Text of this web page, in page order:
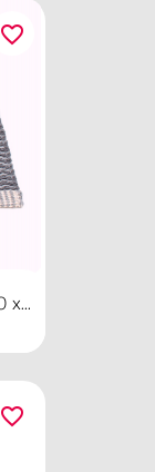
x...
favorite_border
favorite_border